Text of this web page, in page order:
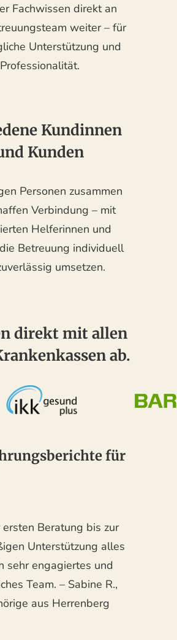
Fachwissen direkt an
weiter – für
Unterstützung und
Professionalität.
Kundinnen
Kunden
Personen zusammen
Verbindung – mit
Helferinnen und
Betreuung individuell
umsetzen.
direkt mit allen
ab.
für
ersten Beratung bis zur
Unterstützung alles
sehr engagiertes und
Team. – Sabine R.,
aus Herrenberg